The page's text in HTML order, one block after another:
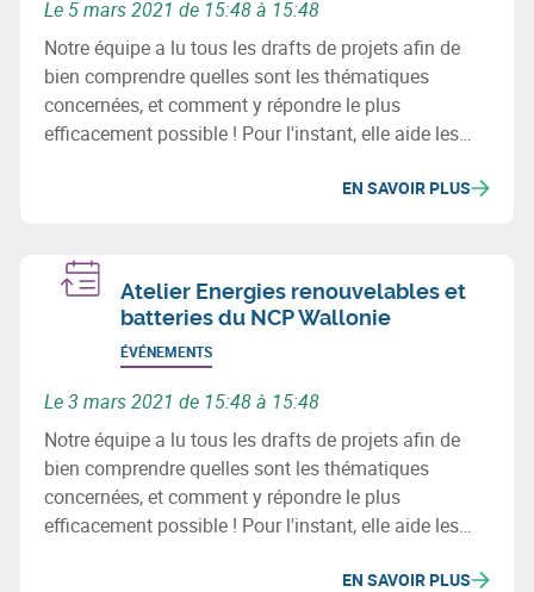
Le 5 mars 2021 de 15:48 à 15:48
Notre équipe a lu tous les drafts de projets afin de
bien comprendre quelles sont les thématiques
concernées, et comment y répondre le plus
efficacement possible ! Pour l'instant, elle aide les
EN SAVOIR PLUS
Atelier Energies renouvelables et
batteries du NCP Wallonie
ÉVÉNEMENTS
Le 3 mars 2021 de 15:48 à 15:48
Notre équipe a lu tous les drafts de projets afin de
bien comprendre quelles sont les thématiques
concernées, et comment y répondre le plus
efficacement possible ! Pour l'instant, elle aide les
EN SAVOIR PLUS